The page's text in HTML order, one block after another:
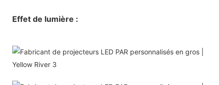
Effet de lumière :